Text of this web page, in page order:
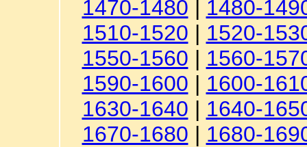
1470-1480 | 1480-
1510-1520 | 1520-
1550-1560 | 1560-
1590-1600 | 1600-
1630-1640 | 1640-
1670-1680 | 1680-